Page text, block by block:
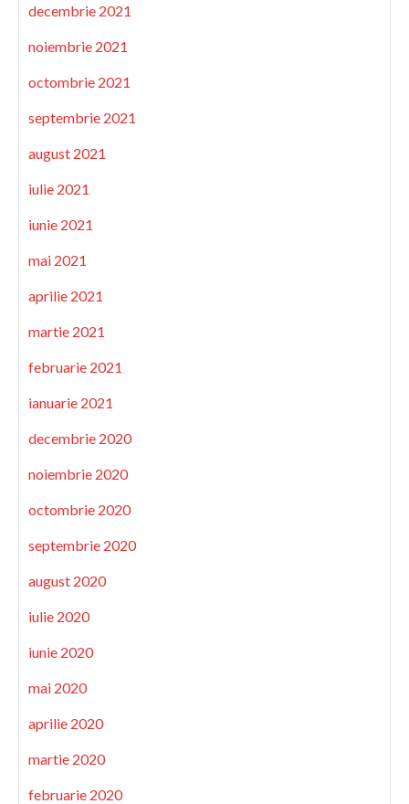
decembrie 2021
noiembrie 2021
octombrie 2021
septembrie 2021
august 2021
iulie 2021
iunie 2021
mai 2021
aprilie 2021
martie 2021
februarie 2021
ianuarie 2021
decembrie 2020
noiembrie 2020
octombrie 2020
septembrie 2020
august 2020
iulie 2020
iunie 2020
mai 2020
aprilie 2020
martie 2020
februarie 2020